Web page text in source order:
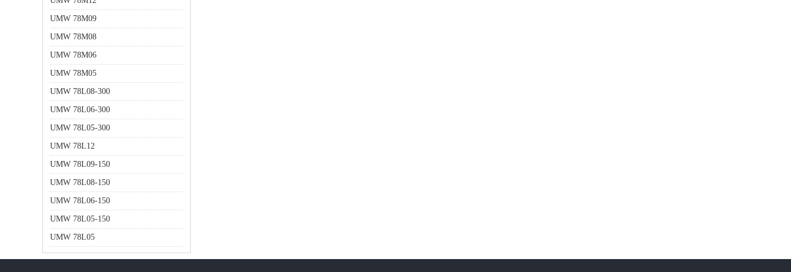
UMW 78M09
UMW 78M08
UMW 78M06
UMW 78M05
UMW 78L08-300
UMW 78L06-300
UMW 78L05-300
UMW 78L12
UMW 78L09-150
UMW 78L08-150
UMW 78L06-150
UMW 78L05-150
UMW 78L05